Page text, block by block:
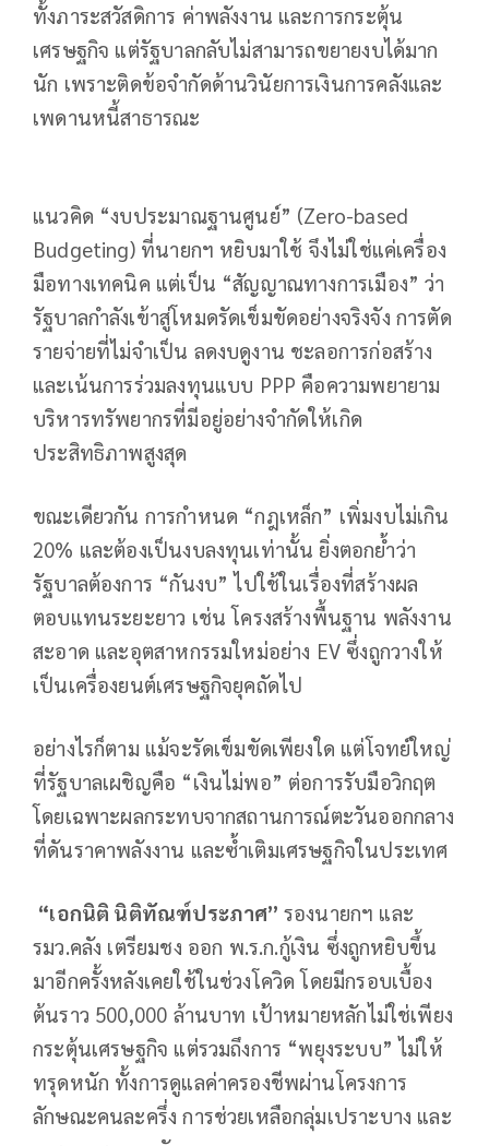
ทั้งภาระสวัสดิการ ค่าพลังงาน และการกระตุ้น
เศรษฐกิจ แต่รัฐบาลกลับไม่สามารถขยายงบได้มาก
นัก เพราะติดข้อจำกัดด้านวินัยการเงินการคลังและ
เพดานหนี้สาธารณะ
แนวคิด “งบประมาณฐานศูนย์” (Zero-based
Budgeting) ที่นายกฯ หยิบมาใช้ จึงไม่ใช่แค่เครื่อง
มือทางเทคนิค แต่เป็น “สัญญาณทางการเมือง” ว่า
รัฐบาลกำลังเข้าสู่โหมดรัดเข็มขัดอย่างจริงจัง การตัด
รายจ่ายที่ไม่จำเป็น ลดงบดูงาน ชะลอการก่อสร้าง
และเน้นการร่วมลงทุนแบบ PPP คือความพยายาม
บริหารทรัพยากรที่มีอยู่อย่างจำกัดให้เกิด
ประสิทธิภาพสูงสุด
ขณะเดียวกัน การกำหนด “กฎเหล็ก” เพิ่มงบไม่เกิน
20% และต้องเป็นงบลงทุนเท่านั้น ยิ่งตอกย้ำว่า
รัฐบาลต้องการ “กันงบ” ไปใช้ในเรื่องที่สร้างผล
ตอบแทนระยะยาว เช่น โครงสร้างพื้นฐาน พลังงาน
สะอาด และอุตสาหกรรมใหม่อย่าง EV ซึ่งถูกวางให้
เป็นเครื่องยนต์เศรษฐกิจยุคถัดไป
อย่างไรก็ตาม แม้จะรัดเข็มขัดเพียงใด แต่โจทย์ใหญ่
ที่รัฐบาลเผชิญคือ “เงินไม่พอ” ต่อการรับมือวิกฤต
โดยเฉพาะผลกระทบจากสถานการณ์ตะวันออกกลาง
ที่ดันราคาพลังงาน และซ้ำเติมเศรษฐกิจในประเทศ
“เอกนิติ นิติทัณฑ์ประภาศ” รองนายกฯ และ
รมว.คลัง เตรียมชง ออก พ.ร.ก.กู้เงิน ซึ่งถูกหยิบขึ้น
มาอีกครั้งหลังเคยใช้ในช่วงโควิด โดยมีกรอบเบื้อง
ต้นราว 500,000 ล้านบาท เป้าหมายหลักไม่ใช่เพียง
กระตุ้นเศรษฐกิจ แต่รวมถึงการ “พยุงระบบ” ไม่ให้
ทรุดหนัก ทั้งการดูแลค่าครองชีพผ่านโครงการ
ลักษณะคนละครึ่ง การช่วยเหลือกลุ่มเปราะบาง และ